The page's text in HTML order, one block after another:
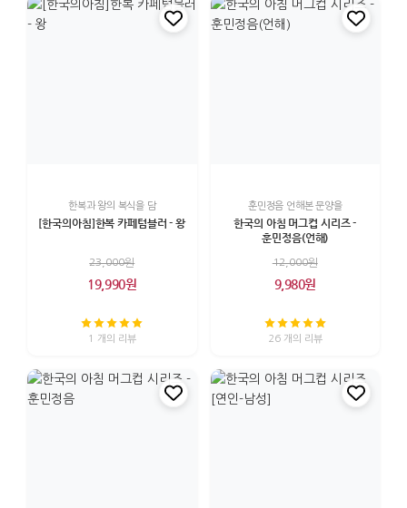
한복과 왕의 복식을 담
[한국의아침]한복 카페텀블러 - 왕
23,000원
19,990원
1 개의 리뷰
훈민정음 언해본 문양을
한국의 아침 머그컵 시리즈 -
훈민정음(언해)
12,000원
9,980원
26 개의 리뷰